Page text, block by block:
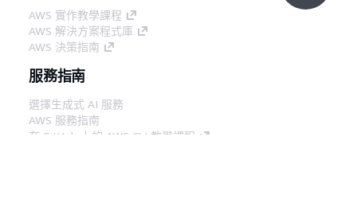
AWS 實作教學課程
AWS 解決方案程式庫
AWS 決策指南
服務指南
選擇生成式 AI 服務
AWS 服務指南
在 GitHub 上的 AWS CLI 教學課程